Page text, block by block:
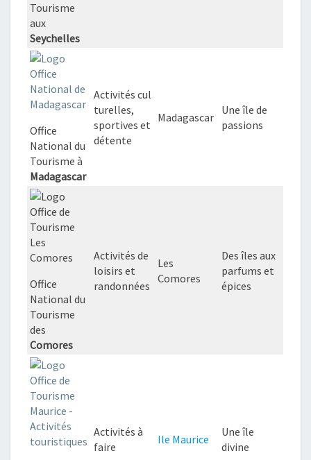
Tourisme
aux
Seychelles
Office
National du
Tourisme à
Madagascar
Activités cul
turelles,
sportives et
détente
Madagascar
Une île de
passions
Office
National du
Tourisme
des
Comores
Activités de
loisirs et
randonnées
Les
Comores
Des îles aux
parfums et
épices
Activités à
faire
Ile Maurice
Une île
divine